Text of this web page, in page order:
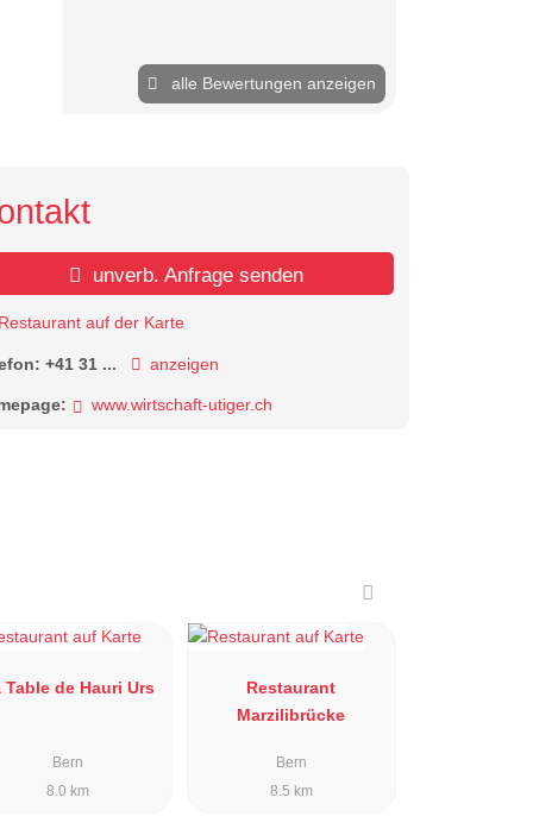
alle Bewertungen anzeigen
unverb. Anfrage senden
Restaurant auf der Karte
+41 31 ... anzeigen
www.wirtschaft-utiger.ch
Table de Hauri Urs
Bern
8.0 km
Restaurant
Marzilibrücke
Bern
8.5 km